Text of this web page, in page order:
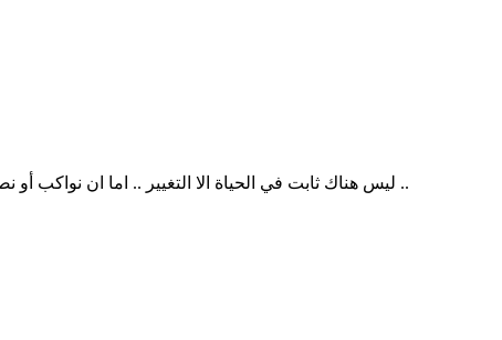
ليس هناك ثابت في الحياة الا التغيير .. اما ان نواكب أو نصارع طواحيين الهواء .. العيب ليس في الدين ان يصبح الحرام حلالا مع الزمن .. العيب فيمن يفتون بغير علم .. ونحن نظن فتواهم من عند الله ..